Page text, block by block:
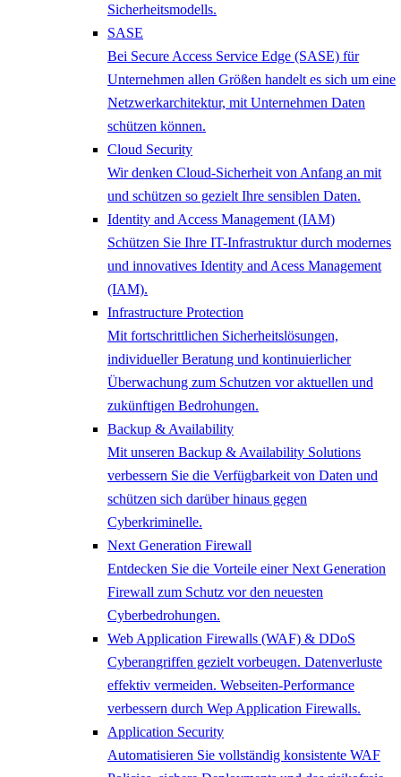
Sicherheitsmodells.
SASE
Bei Secure Access Service Edge (SASE) für
Unternehmen allen Größen handelt es sich um eine
Netzwerkarchitektur, mit Unternehmen Daten
schützen können.
Cloud Security
Wir denken Cloud-Sicherheit von Anfang an mit
und schützen so gezielt Ihre sensiblen Daten.
Identity and Access Management (IAM)
Schützen Sie Ihre IT-Infrastruktur durch modernes
und innovatives Identity and Acess Management
(IAM).
Infrastructure Protection
Mit fortschrittlichen Sicherheitslösungen,
individueller Beratung und kontinuierlicher
Überwachung zum Schutzen vor aktuellen und
zukünftigen Bedrohungen.
Backup & Availability
Mit unseren Backup & Availability Solutions
verbessern Sie die Verfügbarkeit von Daten und
schützen sich darüber hinaus gegen
Cyberkriminelle.
Next Generation Firewall
Entdecken Sie die Vorteile einer Next Generation
Firewall zum Schutz vor den neuesten
Cyberbedrohungen.
Web Application Firewalls (WAF) & DDoS
Cyberangriffen gezielt vorbeugen. Datenverluste
effektiv vermeiden. Webseiten-Performance
verbessern durch Wep Application Firewalls.
Application Security
Automatisieren Sie vollständig konsistente WAF